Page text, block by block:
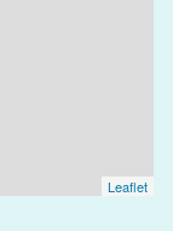
Leaflet